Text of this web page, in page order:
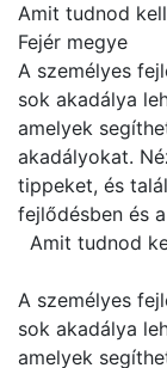
Amit tudnod
Fejér megye
A személyes
sok akadálya
amelyek
akadályokat.
tippeket, és
fejlődésben és
Amit tudnod
A személyes
sok akadálya
amelyek